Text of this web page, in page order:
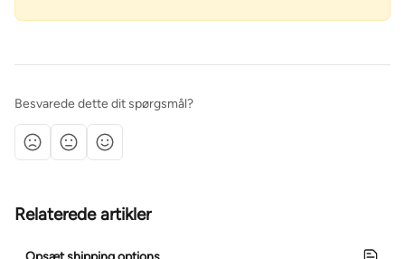
Besvarede dette dit spørgsmål?
Relaterede artikler